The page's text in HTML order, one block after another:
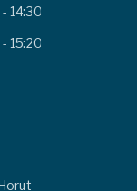
14:30
15:20